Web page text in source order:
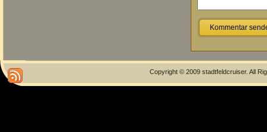
Copyright © 2009 stadtfeldcruiser. All